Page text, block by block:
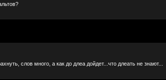
слов много, а как до длеа дойдет...что длеать не знают...